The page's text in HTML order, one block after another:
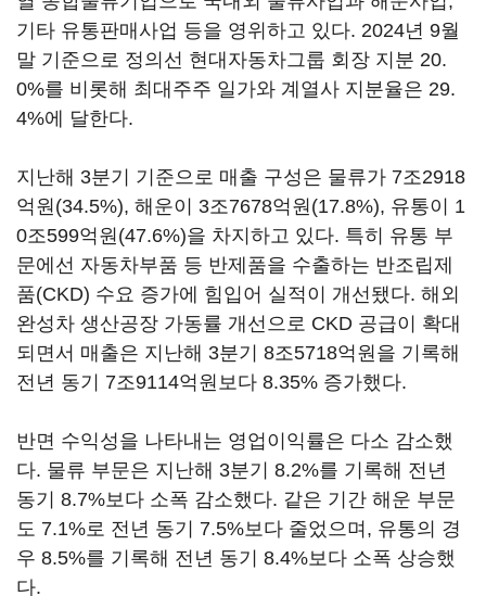
기타 유통판매사업 등을 영위하고 있다. 2024년 9월
말 기준으로 정의선 현대자동차그룹 회장 지분 20.
0%를 비롯해 최대주주 일가와 계열사 지분율은 29.
4%에 달한다.
지난해 3분기 기준으로 매출 구성은 물류가 7조2918
억원(34.5%), 해운이 3조7678억원(17.8%), 유통이 1
0조599억원(47.6%)을 차지하고 있다. 특히 유통 부
문에선 자동차부품 등 반제품을 수출하는 반조립제
품(CKD) 수요 증가에 힘입어 실적이 개선됐다. 해외
완성차 생산공장 가동률 개선으로 CKD 공급이 확대
되면서 매출은 지난해 3분기 8조5718억원을 기록해
전년 동기 7조9114억원보다 8.35% 증가했다.
반면 수익성을 나타내는 영업이익률은 다소 감소했
다. 물류 부문은 지난해 3분기 8.2%를 기록해 전년
동기 8.7%보다 소폭 감소했다. 같은 기간 해운 부문
도 7.1%로 전년 동기 7.5%보다 줄었으며, 유통의 경
우 8.5%를 기록해 전년 동기 8.4%보다 소폭 상승했
다.